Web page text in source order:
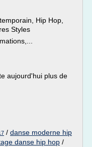
Hip Hop,
Styles
aujourd'hui plus de
/ danse moderne hip
danse hip hop /